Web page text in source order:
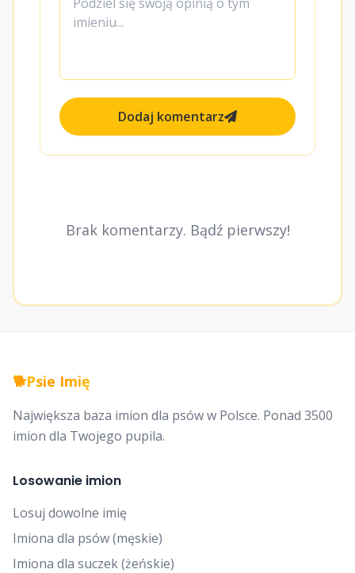
Dodaj komentarz
Brak komentarzy. Bądź pierwszy!
🐕Psie Imię
Największa baza imion dla psów w Polsce. Ponad 3500
imion dla Twojego pupila.
Losowanie imion
Losuj dowolne imię
Imiona dla psów (męskie)
Imiona dla suczek (żeńskie)